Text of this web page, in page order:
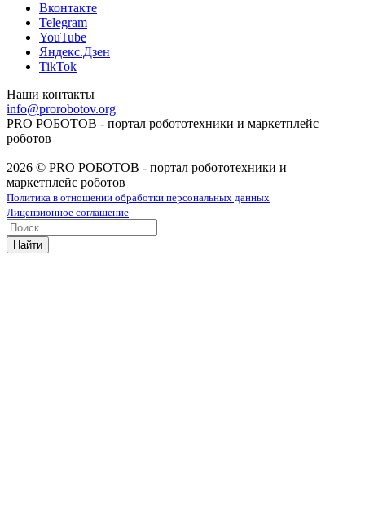
Вконтакте
Telegram
YouTube
Яндекс.Дзен
TikTok
Наши контакты
info@prorobotov.org
PRO РОБОТОВ - портал робототехники и маркетплейс
роботов
2026 © PRO РОБОТОВ - портал робототехники и
маркетплейс роботов
Политика в отношении обработки персональных данных
Лицензионное соглашение
Найти